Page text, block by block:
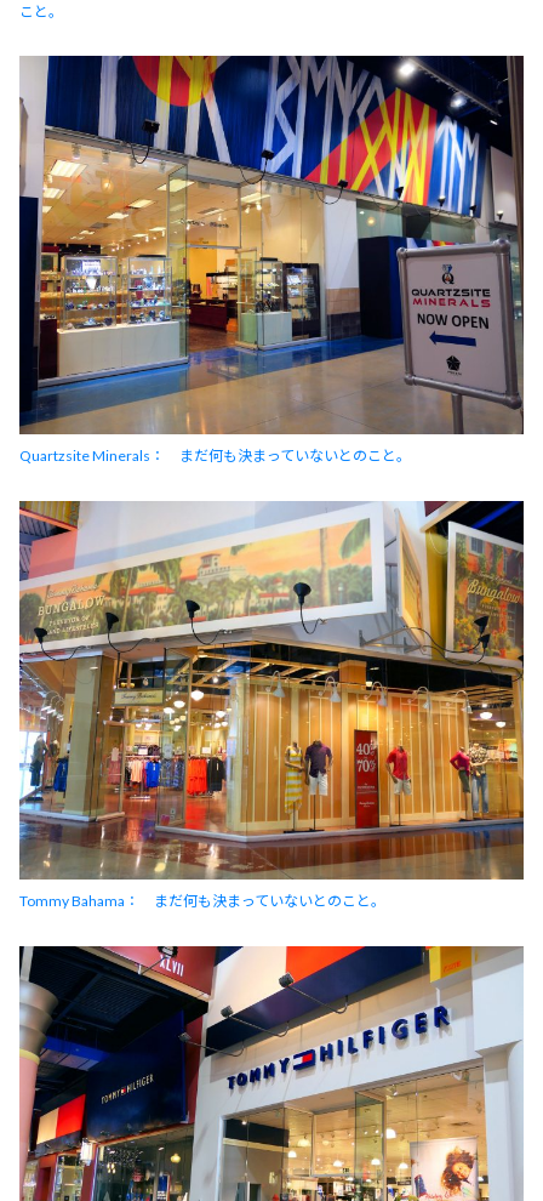
こと。
Quartzsite Minerals： まだ何も決まっていないとのこと。
Tommy Bahama： まだ何も決まっていないとのこと。